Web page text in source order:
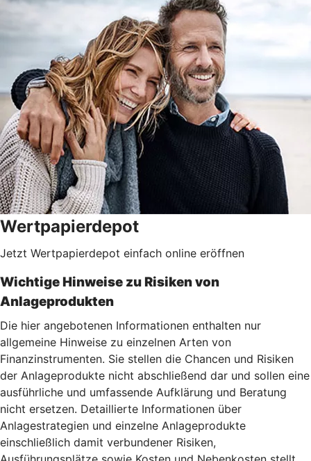
Wertpapierdepot
Jetzt Wertpapierdepot einfach online eröffnen
Wichtige Hinweise zu Risiken von
Anlageprodukten
Die hier angebotenen Informationen enthalten nur
allgemeine Hinweise zu einzelnen Arten von
Finanzinstrumenten. Sie stellen die Chancen und Risiken
der Anlageprodukte nicht abschließend dar und sollen eine
ausführliche und umfassende Aufklärung und Beratung
nicht ersetzen. Detaillierte Informationen über
Anlagestrategien und einzelne Anlageprodukte
einschließlich damit verbundener Risiken,